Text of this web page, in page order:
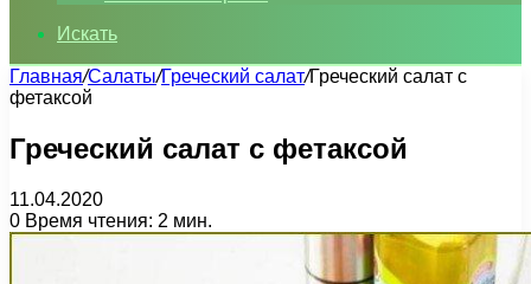
Искать
Главная/Салаты/Греческий салат/Греческий салат с
фетаксой
Греческий салат с фетаксой
11.04.2020
0 Время чтения: 2 мин.